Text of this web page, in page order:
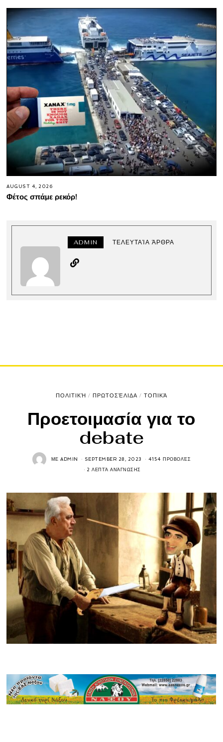
AUGUST 4, 2026
Φέτος σπάμε ρεκόρ!
ADMIN ΤΕΛΕΥΤΑΊΑ ΆΡΘΡΑ
ΠΟΛΙΤΙΚΉ / ΠΡΩΤΟΣΈΛΙΔΑ / ΤΟΠΙΚΆ
Προετοιμασία για το
debate
ΜΕADMIN SEPTEMBER 28, 2023 4154 ΠΡΟΒΟΛΈΣ
2 ΛΕΠΤΆ ΑΝΆΓΝΩΣΗΣ